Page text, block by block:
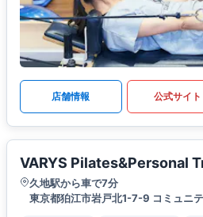
店舗情報 公式サイト
VARYS Pilates&Personal
久地駅から車で7分
東京都狛江市岩戸北1-7-9 コミュニ